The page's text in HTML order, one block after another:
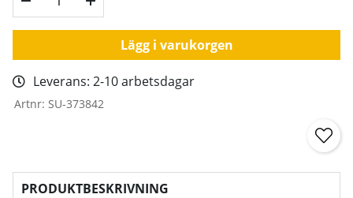
Lägg i varukorgen
Leverans: 2-10 arbetsdagar
Artnr: SU-373842
PRODUKTBESKRIVNING